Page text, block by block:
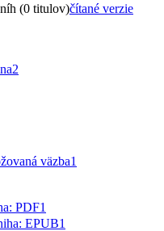
(0 titulov)čítané verzie
2
väzba1
PDF1
EPUB1